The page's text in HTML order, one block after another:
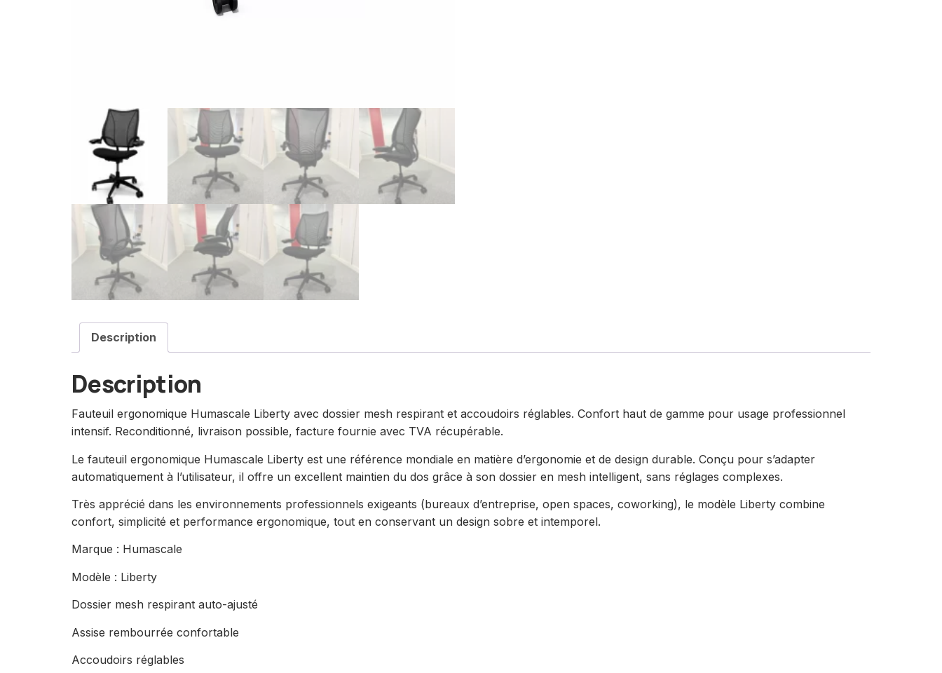
Description
Description
Fauteuil ergonomique Humascale Liberty avec dossier mesh respirant et accoudoirs réglables. Confort haut de gamme pour usage professionnel
intensif. Reconditionné, livraison possible, facture fournie avec TVA récupérable.
Le fauteuil ergonomique Humascale Liberty est une référence mondiale en matière d’ergonomie et de design durable. Conçu pour s’adapter
automatiquement à l’utilisateur, il offre un excellent maintien du dos grâce à son dossier en mesh intelligent, sans réglages complexes.
Très apprécié dans les environnements professionnels exigeants (bureaux d’entreprise, open spaces, coworking), le modèle Liberty combine
confort, simplicité et performance ergonomique, tout en conservant un design sobre et intemporel.
Marque : Humascale
Modèle : Liberty
Dossier mesh respirant auto-ajusté
Assise rembourrée confortable
Accoudoirs réglables